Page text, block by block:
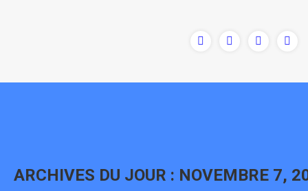
ARCHIVES DU JOUR : NOVEMBRE 7,